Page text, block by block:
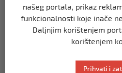
prije 10 mjeseci
SVIJET
Opsadno stanje
policijske snage
našeg portala, prikaz
funkcionalnosti koje inače
Daljnjim korištenjem
korištenjem
Prihvati i